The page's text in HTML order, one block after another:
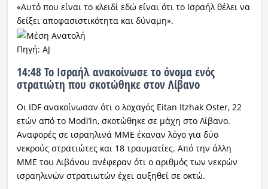
«Αυτό που είναι το κλειδί εδώ είναι ότι το Ισραήλ θέλει να
δείξει αποφασιστικότητα και δύναμη».
Πηγή: AJ
14:48 Το Ισραήλ ανακοίνωσε το όνομα ενός
στρατιώτη που σκοτώθηκε στον Λίβανο
Οι IDF ανακοίνωσαν ότι ο λοχαγός Eitan Itzhak Oster, 22
ετών από το Modi’in, σκοτώθηκε σε μάχη στο Λίβανο.
Αναφορές σε ισραηλινά ΜΜΕ έκαναν λόγο για δύο
νεκρούς στρατιώτες και 18 τραυματίες. Από την άλλη
ΜΜΕ του Λιβάνου ανέφεραν ότι ο αριθμός των νεκρών
ισραηλινών στρατιωτών έχει αυξηθεί σε οκτώ.